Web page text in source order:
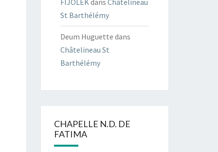
St Barthélémy
Deum Huguette dans
Châtelineau St
Barthélémy
CHAPELLE N.D. DE
FATIMA